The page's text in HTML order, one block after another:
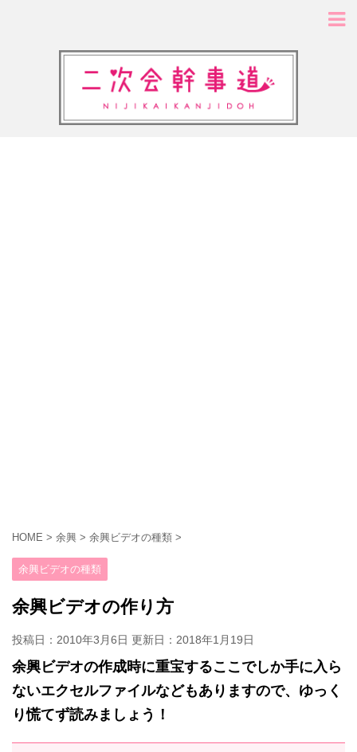
HOME > 余興 > 余興ビデオの種類 >
余興ビデオの種類
余興ビデオの作り方
投稿日：2010年3月6日 更新日： 2018年1月19日
余興ビデオの作成時に重宝するここでしか手に入ら
ないエクセルファイルなどもありますので、ゆっく
り慌てず読みましょう！